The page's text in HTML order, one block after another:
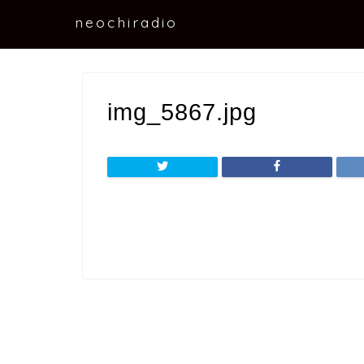
neochiradio
img_5867.jpg